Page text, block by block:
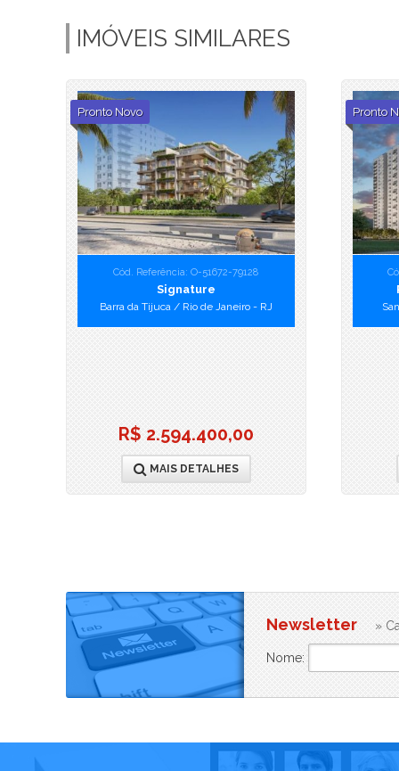
IMÓVEIS SIMILARES
Pronto Novo
Cód. Referência: O-51672-79128
Signature
Barra da Tijuca / Rio de Janeiro - RJ
R$ 2.594.400,00
MAIS DETALHES
Pronto
Newsletter »
Nome: